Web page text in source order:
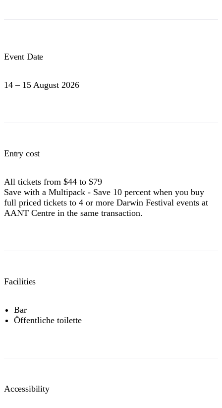
Event Date
14 – 15 August 2026
Entry cost
All tickets from $44 to $79
Save with a Multipack - Save 10 percent when you buy
full priced tickets to 4 or more Darwin Festival events at
AANT Centre in the same transaction.
Facilities
Bar
Öffentliche toilette
Accessibility